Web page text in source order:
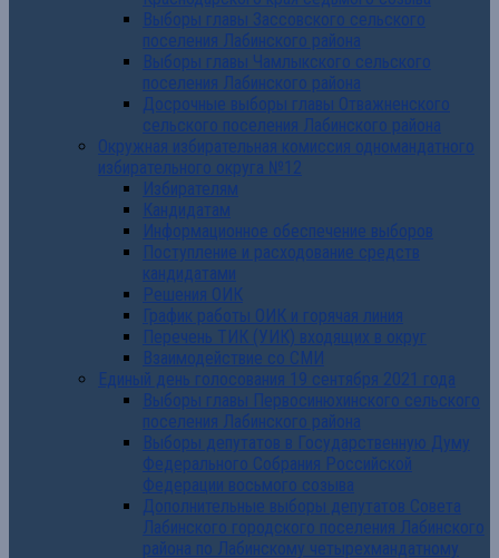
Выборы главы Зассовского сельского
поселения Лабинского района
Выборы главы Чамлыкского сельского
поселения Лабинского района
Досрочные выборы главы Отважненского
сельского поселения Лабинского района
Окружная избирательная комиссия одномандатного
избирательного округа №12
Избирателям
Кандидатам
Информационное обеспечение выборов
Поступление и расходование средств
кандидатами
Решения ОИК
График работы ОИК и горячая линия
Перечень ТИК (УИК) входящих в округ
Взаимодействие со СМИ
Единый день голосования 19 сентября 2021 года
Выборы главы Первосинюхинского сельского
поселения Лабинского района
Выборы депутатов в Государственную Думу
Федерального Собрания Российской
Федерации восьмого созыва
Дополнительные выборы депутатов Совета
Лабинского городского поселения Лабинского
района по Лабинскому четырехмандатному